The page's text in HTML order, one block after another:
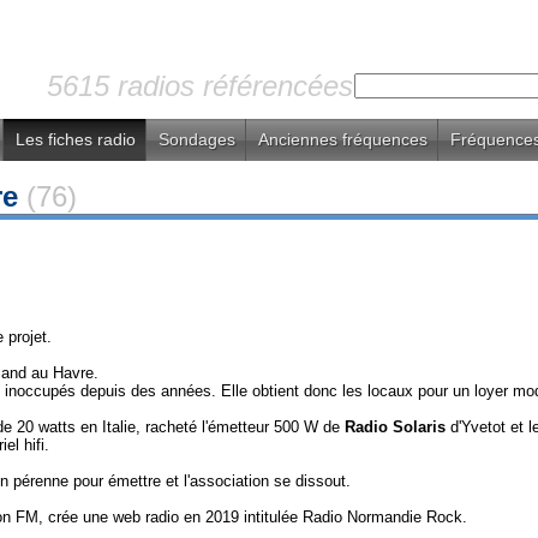
5615 radios référencées
Les fiches radio Sondages Anciennes fréquences
(76)
projet.
au Havre.
depuis des années. Elle obtient donc les locaux pour un loyer
20 watts en Italie, racheté l'émetteur 500 W de Radio Solaris d'Yvetot et
hifi.
pérenne pour émettre et l'association se dissout.
FM, crée une web radio en 2019 intitulée Radio Normandie Rock.